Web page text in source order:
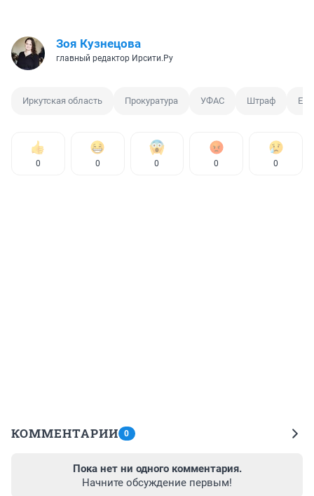
Зоя Кузнецова
главный редактор Ирсити.Ру
Иркутская область Прокуратура УФАС Штраф
0 0 0 0 0
КОММЕНТАРИИ 0
Пока нет ни одного комментария.
Начните обсуждение первым!